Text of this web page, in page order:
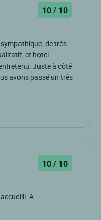
10 / 10
de très
et hotel
Juste à côté
avons passé un très
10 / 10
A